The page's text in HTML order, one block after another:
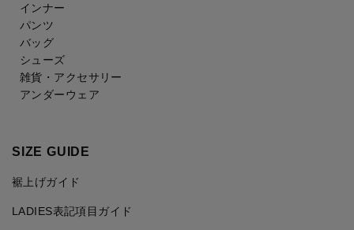
インナー
パンツ
バッグ
シューズ
雑貨・アクセサリー
アンダーウェア
SIZE GUIDE
裾上げガイド
LADIES表記項目ガイド